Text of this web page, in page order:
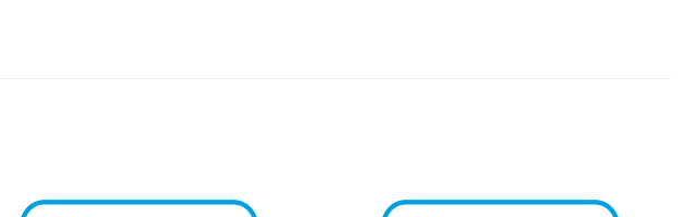
Kedvencekhez Kedvencekhez